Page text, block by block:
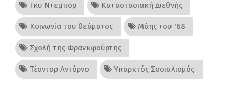
Γκυ Ντεμπόρ Καταστασιακή Διεθνής
Κοινωνία του θεάματος Μάης του '68
Σχολή της Φρανκφούρτης
Τέοντορ Αντόρνο Υπαρκτός Σοσιαλισμός